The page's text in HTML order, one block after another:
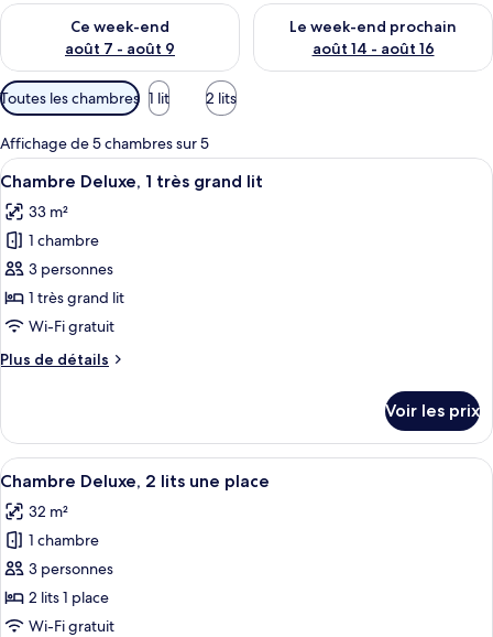
Ce week-end
août 7 - août 9
Vérifier la disponibilité pour ce week-end août 7 - août 9
Le week-end prochain
août 14 - août 16
Vérifier la disponibilité pour
Filtres
disponibles
pour
les
chambres
Toutes les chambres 1 lit 2 lits
Affichage de 5 chambres sur 5
Afficher
toutes
les
photos
pour
ce
type
chambre :
très
grand
lit
Une chambre d’hôtel moderne
8
Chambre Deluxe, 1 très grand lit
33 m²
1 chambre
3 personnes
1 très grand lit
Wi-Fi gratuit
Plus de détails
Plus
le
type
de
Chambre
Deluxe,
très
grand
lit
Voir les prix
Afficher
toutes
les
photos
pour
ce
type
Une chambre d’hôtel avec deux
7
Chambre Deluxe, 2 lits une place
32 m²
1 chambre
3 personnes
2 lits 1 place
Wi-Fi gratuit